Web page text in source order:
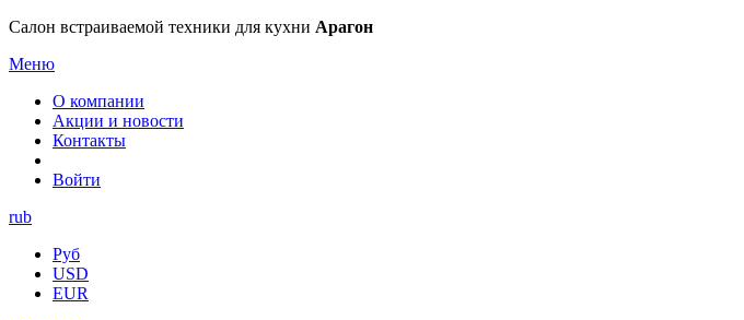
Салон встраиваемой техники для кухни Арагон
Меню
О компании
Акции и новости
Контакты
Войти
rub
Руб
USD
EUR